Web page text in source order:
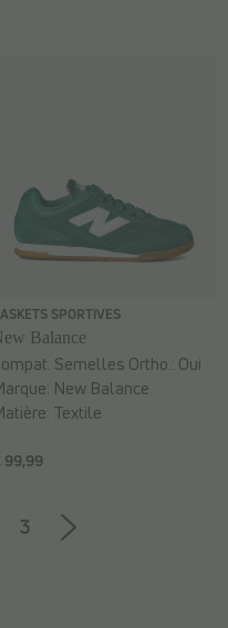
SPORTIVES
Balance
99,99
Semelles Ortho.: Oui
New Balance
Textile
3